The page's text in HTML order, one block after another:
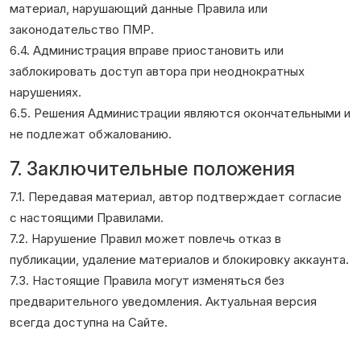
материал, нарушающий данные Правила или
законодательство ПМР.
6.4. Администрация вправе приостановить или
заблокировать доступ автора при неоднократных
нарушениях.
6.5. Решения Администрации являются окончательными и
не подлежат обжалованию.
7. Заключительные положения
7.1. Передавая материал, автор подтверждает согласие
с настоящими Правилами.
7.2. Нарушение Правил может повлечь отказ в
публикации, удаление материалов и блокировку аккаунта.
7.3. Настоящие Правила могут изменяться без
предварительного уведомления. Актуальная версия
всегда доступна на Сайте.